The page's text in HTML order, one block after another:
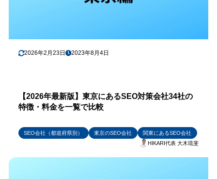
2026年2月23日 2023年8月4日
【2026年最新版】東京にあるSEO対策会社34社の
特徴・料金を一覧で比較
SEO会社（都道府県別） 東京のSEO会社
関東にあるSEO会社
HIKARI代表 大木琉斐